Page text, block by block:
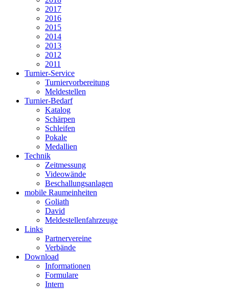
2017
2016
2015
2014
2013
2012
2011
Turnier-Service
Turniervorbereitung
Meldestellen
Turnier-Bedarf
Katalog
Schärpen
Schleifen
Pokale
Medallien
Technik
Zeitmessung
Videowände
Beschallungsanlagen
mobile Raumeinheiten
Goliath
David
Meldestellenfahrzeuge
Links
Partnervereine
Verbände
Download
Informationen
Formulare
Intern